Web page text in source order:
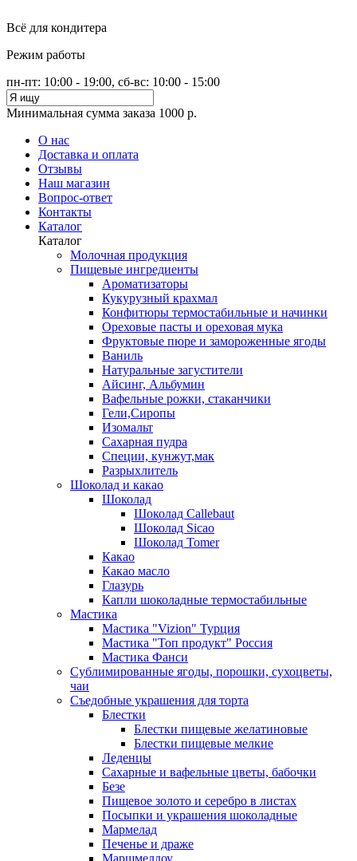
Всё для кондитера
Режим работы
пн-пт: 10:00 - 19:00, сб-вс: 10:00 - 15:00
Минимальная сумма заказа 1000 р.
О нас
Доставка и оплата
Отзывы
Наш магазин
Вопрос-ответ
Контакты
Каталог
Каталог
Молочная продукция
Пищевые ингредиенты
Ароматизаторы
Кукурузный крахмал
Конфитюры термостабильные и начинки
Ореховые пасты и ореховая мука
Фруктовые пюре и замороженные ягоды
Ваниль
Натуральные загустители
Айсинг, Альбумин
Вафельные рожки, стаканчики
Гели,Сиропы
Изомальт
Сахарная пудра
Специи, кунжут,мак
Разрыхлитель
Шоколад и какао
Шоколад
Шоколад Callebaut
Шоколад Sicao
Шоколад Tomer
Какао
Какао масло
Глазурь
Капли шоколадные термостабильные
Мастика
Мастика "Vizion" Турция
Мастика "Топ продукт" Россия
Мастика Фанси
Сублимированные ягоды, порошки, сухоцветы,
чаи
Съедобные украшения для торта
Блестки
Блестки пищевые желатиновые
Блестки пищевые мелкие
Леденцы
Сахарные и вафельные цветы, бабочки
Безе
Пищевое золото и серебро в листах
Посыпки и украшения шоколадные
Мармелад
Печенье и драже
Маршмеллоу